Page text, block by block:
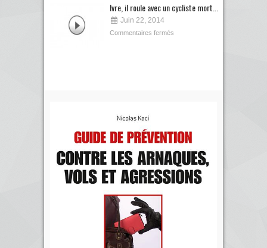
Ivre, il roule avec un cycliste mort...
Juin 22, 2014
Commentaires fermés